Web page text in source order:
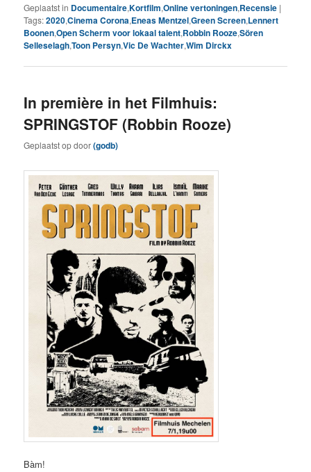
Geplaatst in Documentaire,Kortfilm,Online vertoningen,Recensie |
Tags:2020,Cinema Corona,Eneas Mentzel,Green Screen,Lennert
Boonen,Open Scherm voor lokaal talent,Robbin Rooze,Sören
Selleselagh,Toon Persyn,Vic De Wachter,Wim Dirckx
In première in het Filmhuis:
SPRINGSTOF (Robbin Rooze)
Geplaatst opdoor(godb)
Bàm!